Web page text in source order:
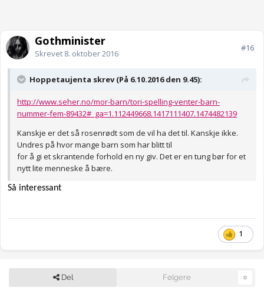
Gothminister
Skrevet 8. oktober 2016
#16
Hoppetaujenta skrev (På 6.10.2016 den 9.45):
http://www.seher.no/mor-barn/tori-spelling-venter-barn-
nummer-fem-89432#_ga=1.112449668.1417111407.1474482139
Kanskje er det så rosenrødt som de vil ha det til. Kanskje ikke.
Undres på hvor mange barn som har blitt til
for å gi et skrantende forhold en ny giv. Det er en tung bør for et
nytt lite menneske å bære.
Så interessant
1
Del Følgere 0